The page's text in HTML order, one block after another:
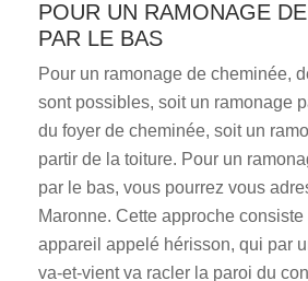
POUR UN RAMONAGE
PAR LE BAS
Pour un ramonage de cheminée,
sont possibles, soit un ramonage
du foyer de cheminée, soit un
partir de la toiture. Pour un
par le bas, vous pourrez vous
Maronne. Cette approche
appareil appelé hérisson, qui par
va-et-vient va racler la paroi du